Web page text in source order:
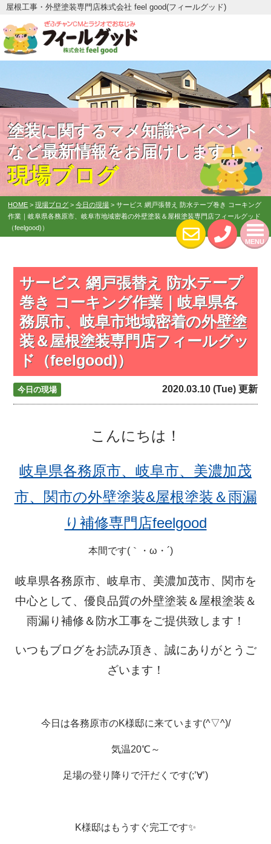
屋根工事・外壁塗装専門店株式会社 feel good(フィールグッド)
MENU
塗装に関するマメ知識やイベント
など最新情報をお届けします！
現場ブログ
HOME >現場ブログ >今日の現場 >サービス 網戸張替え 防水テープ巻き コーキング
作業｜岐阜県各務原市、岐阜市地域密着の外壁塗装＆屋根塗装専門店フィールグッド
（feelgood)）
サービス 網戸張替え 防水テープ
巻き コーキング作業｜岐阜県各
務原市、岐阜市地域密着の外壁塗
装＆屋根塗装専門店フィールグッ
ド（feelgood)）
今日の現場 2020.03.10 (Tue) 更新
こんにちは！
岐阜県各務原市、岐阜市、美濃加茂
市、関市の外壁塗装&屋根塗装＆雨漏
り補修専門店feelgood
本間です(｀・ω・´)ゞ
岐阜県各務原市、岐阜市、美濃加茂市、関市を
中心として、優良品質の外壁塗装＆屋根塗装＆
雨漏り補修＆防水工事をご提供致します！
いつもブログをお読み頂き、誠にありがとうご
ざいます！
今日は各務原市のK様邸に来ています(^▽^)/
気温20℃～
足場の登り降りで汗だくです(;’∀’)
K様邸はもうすぐ完工です✨